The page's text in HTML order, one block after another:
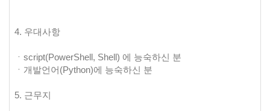
4. 우대사항
ㆍscript(PowerShell, Shell) 에 능숙하신 분
ㆍ개발언어(Python)에 능숙하신 분
5. 근무지